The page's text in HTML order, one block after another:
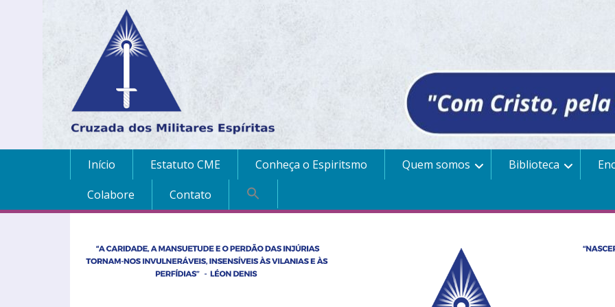
Início Estatuto CME Conheça o Espiritsmo Quem somos Biblioteca
Colabore
Contato